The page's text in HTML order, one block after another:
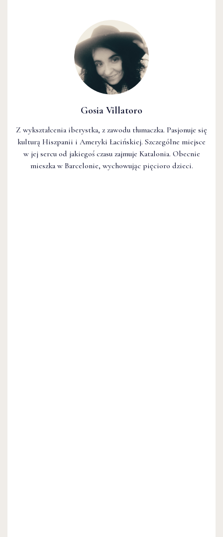
Gosia Villatoro
Z wykształcenia iberystka, z zawodu tłumaczka. Pasjonuje się
kulturą Hiszpanii i Ameryki Łacińskiej. Szczególne miejsce
w jej sercu od jakiegoś czasu zajmuje Katalonia. Obecnie
mieszka w Barcelonie, wychowując pięcioro dzieci.